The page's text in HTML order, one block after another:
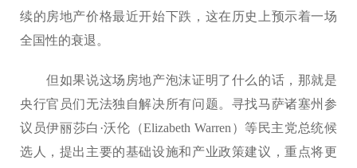
续的房地产价格最近开始下跌，这在历史上预示着一场
全国性的衰退。
但如果说这场房地产泡沫证明了什么的话，那就是
央行官员们无法独自解决所有问题。寻找马萨诸塞州参
议员伊丽莎白·沃伦（Elizabeth Warren）等民主党总统候
选人，提出主要的基础设施和产业政策建议，重点将更